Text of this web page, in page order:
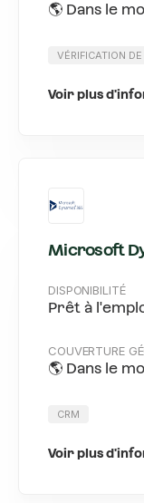
🌎 Dans le
VÉRIFICATION DE
Voir plus
Microsoft
DISPONIBILITÉ
Prêt à
COUVERTURE
🌎 Dans le
CRM
Voir plus